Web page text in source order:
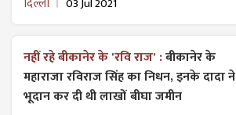
नहीं रहे बीकानेर के 'रवि राज' :बीकानेर के
महाराजा रविराज सिंह का निधन, इनके दादा ने
भूदान कर दी थी लाखों बीघा जमीन